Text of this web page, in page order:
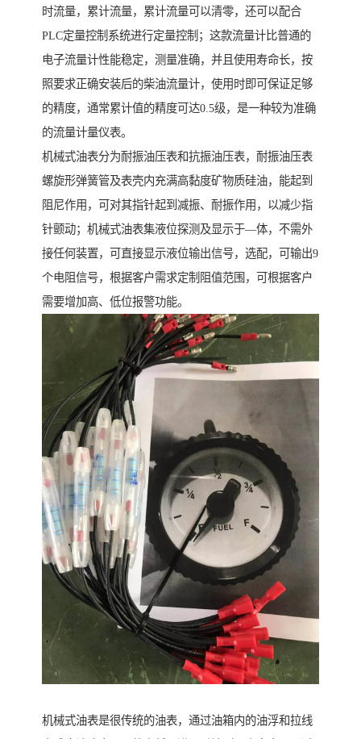
时流量，累计流量，累计流量可以清零，还可以配合
PLC定量控制系统进行定量控制；这款流量计比普通的
电子流量计性能稳定，测量准确，并且使用寿命长，按
照要求正确安装后的柴油流量计，使用时即可保证足够
的精度，通常累计值的精度可达0.5级，是一种较为准确
的流量计量仪表。
机械式油表分为耐振油压表和抗振油压表，耐振油压表
螺旋形弹簧管及表壳内充满高黏度矿物质硅油，能起到
阻尼作用，可对其指针起到减振、耐振作用，以减少指
针颤动；机械式油表集液位探测及显示于—体，不需外
接任何装置，可直接显示液位输出信号，选配，可输出9
个电阻信号，根据客户需求定制阻值范围，可根据客户
需要增加高、低位报警功能。
机械式油表是很传统的油表，通过油箱内的油浮和拉线